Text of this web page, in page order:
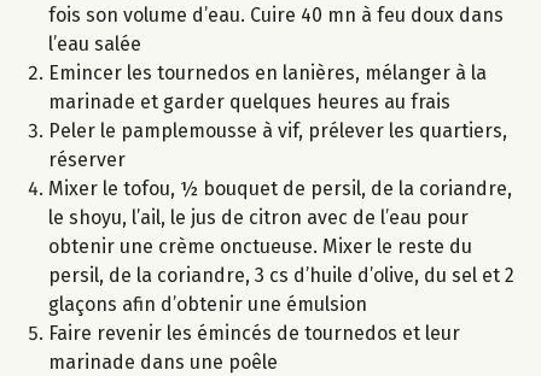
fois son volume d’eau. Cuire 40 mn à feu doux dans
l’eau salée
Emincer les tournedos en lanières, mélanger à la
marinade et garder quelques heures au frais
Peler le pamplemousse à vif, prélever les quartiers,
réserver
Mixer le tofou, ½ bouquet de persil, de la coriandre,
le shoyu, l’ail, le jus de citron avec de l’eau pour
obtenir une crème onctueuse. Mixer le reste du
persil, de la coriandre, 3 cs d’huile d’olive, du sel et 2
glaçons afin d’obtenir une émulsion
Faire revenir les émincés de tournedos et leur
marinade dans une poêle